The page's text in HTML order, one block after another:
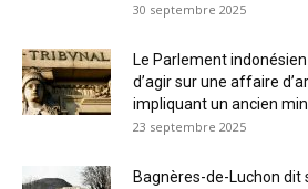
30 septembre 2025
Le Parlement
d’agir sur une affaire
impliquant un ancien
23 septembre 2025
Bagnères-de-Luchon dit